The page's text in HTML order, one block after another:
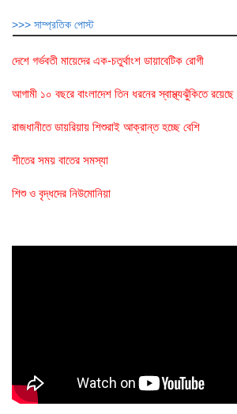
>>> সাম্প্রতিক পোস্ট
দেশে গর্ভবতী মায়েদের এক-চতুর্থাংশ ডায়াবেটিক রোগী
আগামী ১০ বছরে বাংলাদেশ তিন ধরনের স্বাস্থ্যঝুঁকিতে রয়েছে
রাজধানীতে ডায়রিয়ায় শিশুরাই আক্রান্ত হচ্ছে বেশি
শীতের সময় বাতের সমস্যা
শিশু ও বৃদ্ধদের নিউমোনিয়া